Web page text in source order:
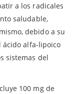
a los radicales
saludable,
debido a su
alfa-lipoico
sistemas del
100 mg de